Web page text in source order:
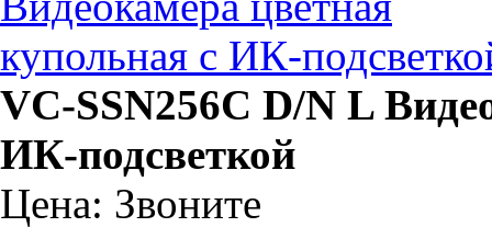
VC-SSN256C D/N L
ИК-подсветкой
Цена: Звоните